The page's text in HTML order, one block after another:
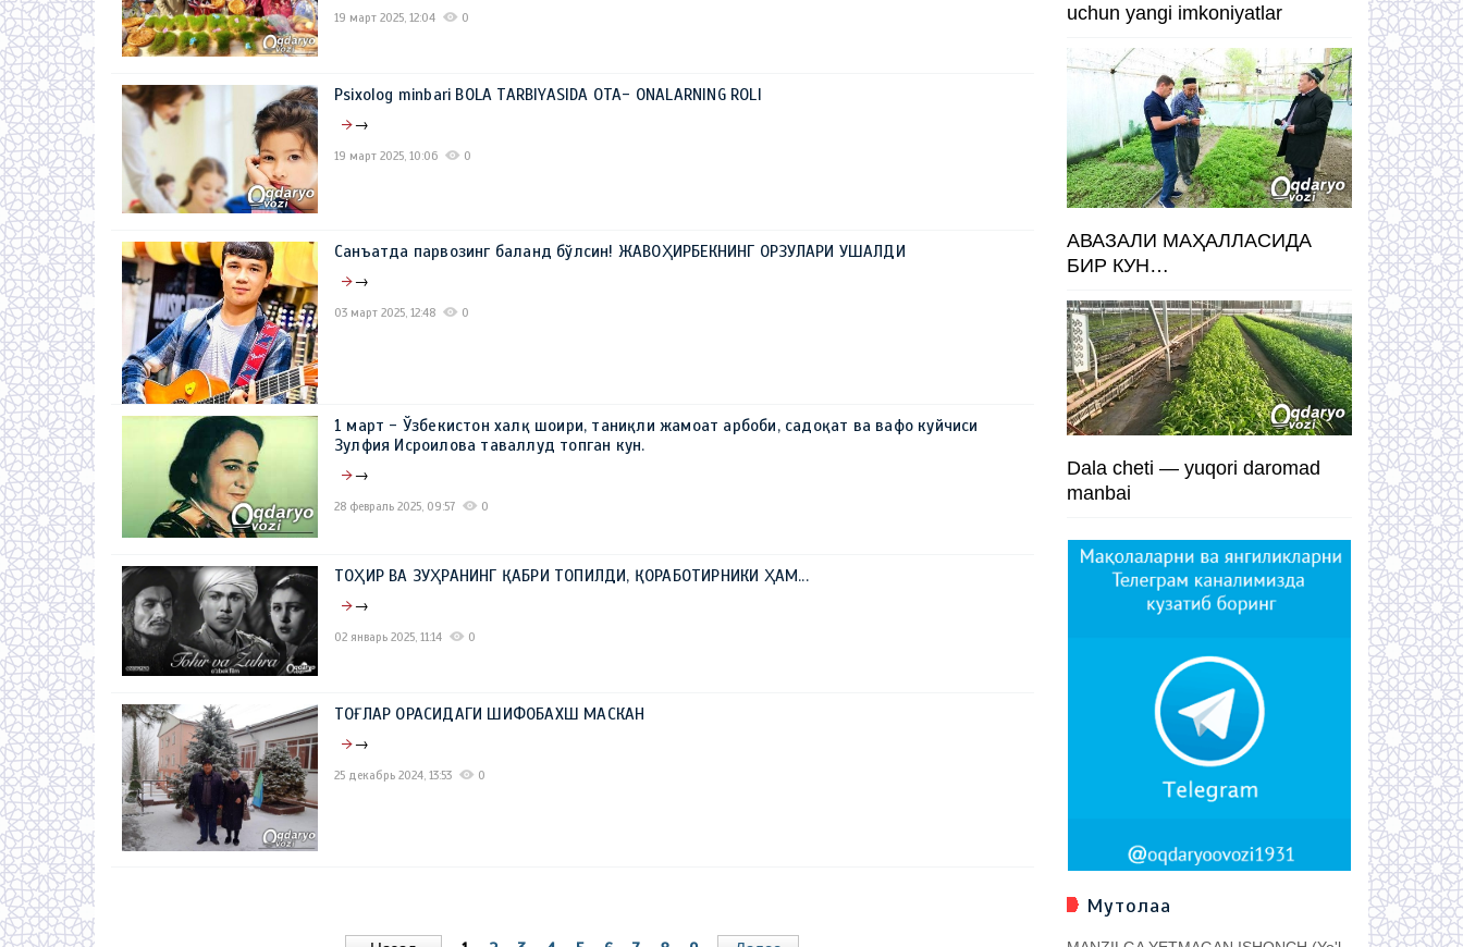
19 март 2025, 12:04 0
Psixolog minbari BOLA TARBIYASIDA OTA- ONALARNING ROLI
→
19 март 2025, 10:06 0
Санъатда парвозинг баланд бўлсин! ЖАВОҲИРБЕКНИНГ ОРЗУЛАРИ УШАЛДИ
→
03 март 2025, 12:48 0
1 март - Ўзбекистон халқ шоири, таниқли жамоат арбоби, садоқат ва вафо куйчиси
Зулфия Исроилова таваллуд топган кун.
→
28 февраль 2025, 09:57 0
ТОҲИР ВА ЗУҲРАНИНГ ҚАБРИ ТОПИЛДИ, ҚОРАБОТИРНИКИ ҲАМ...
→
02 январь 2025, 11:14 0
ТОҒЛАР ОРАСИДАГИ ШИФОБАХШ МАСКАН
→
25 декабрь 2024, 13:53 0
uchun yangi imkoniyatlar
АВАЗАЛИ МАҲАЛЛАСИДА
БИР КУН…
Dala cheti — yuqori daromad
manbai
Мутолаа